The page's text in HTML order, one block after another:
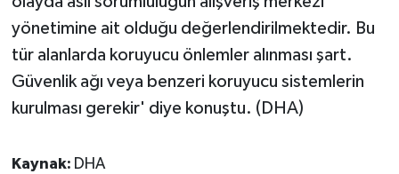
yönetimine ait olduğu değerlendirilmektedir. Bu
tür alanlarda koruyucu önlemler alınması şart.
Güvenlik ağı veya benzeri koruyucu sistemlerin
kurulması gerekir' diye konuştu. (DHA)
Kaynak: DHA